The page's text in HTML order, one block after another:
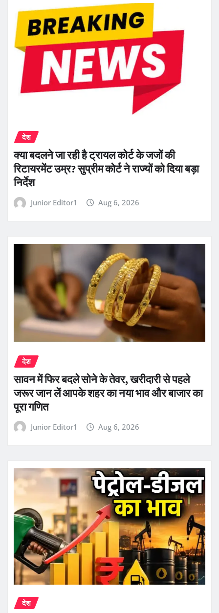
देश
क्या बदलने जा रही है ट्रायल कोर्ट के जजों की
रिटायरमेंट उम्र? सुप्रीम कोर्ट ने राज्यों को दिया बड़ा
निर्देश
Junior Editor1 Aug 6, 2026
देश
सावन में फिर बदले सोने के तेवर, खरीदारी से पहले
जरूर जान लें आपके शहर का नया भाव और बाजार का
पूरा गणित
Junior Editor1 Aug 6, 2026
देश